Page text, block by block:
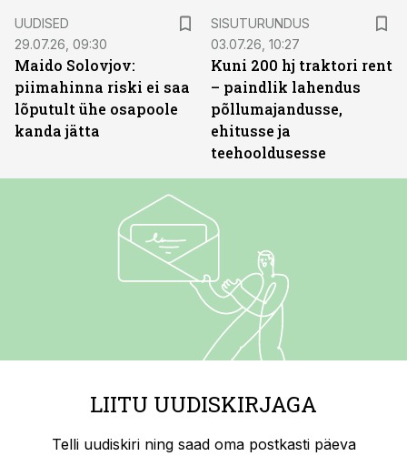
UUDISED
29.07.26, 09:30
Maido Solovjov:
piimahinna riski ei saa
lõputult ühe osapoole
kanda jätta
SISUTURUNDUS
03.07.26, 10:27
Kuni 200 hj traktori rent
– paindlik lahendus
põllumajandusse,
ehitusse ja
teehooldusesse
LIITU UUDISKIRJAGA
Telli uudiskiri ning saad oma postkasti päeva